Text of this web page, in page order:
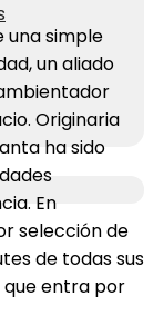
una simple
un aliado
Originaria
ha sido
En
selección de
de todas sus
entra por